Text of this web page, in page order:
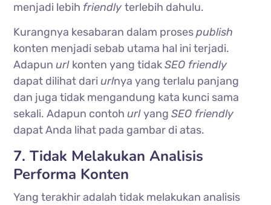
menjadi lebih friendlyterlebih dahulu.
Kurangnya kesabaran dalam prosespublish
konten menjadi sebab utama hal ini terjadi.
Adapunurl konten yang tidakSEO friendly
dapat dilihat dariurlnya yang terlalu panjang
dan juga tidak mengandung kata kunci sama
sekali. Adapun contohurlyangSEO friendly
dapat Anda lihat pada gambar di atas.
7. Tidak Melakukan Analisis
Performa Konten
Yang terakhir adalah tidak melakukan analisis